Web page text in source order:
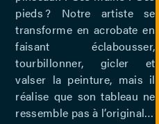
pieds ? Notre artiste se
transforme en acrobate en
faisant éclabousser,
tourbillonner, gicler et
valser la peinture, mais il
réalise que son tableau ne
ressemble pas à l’original…